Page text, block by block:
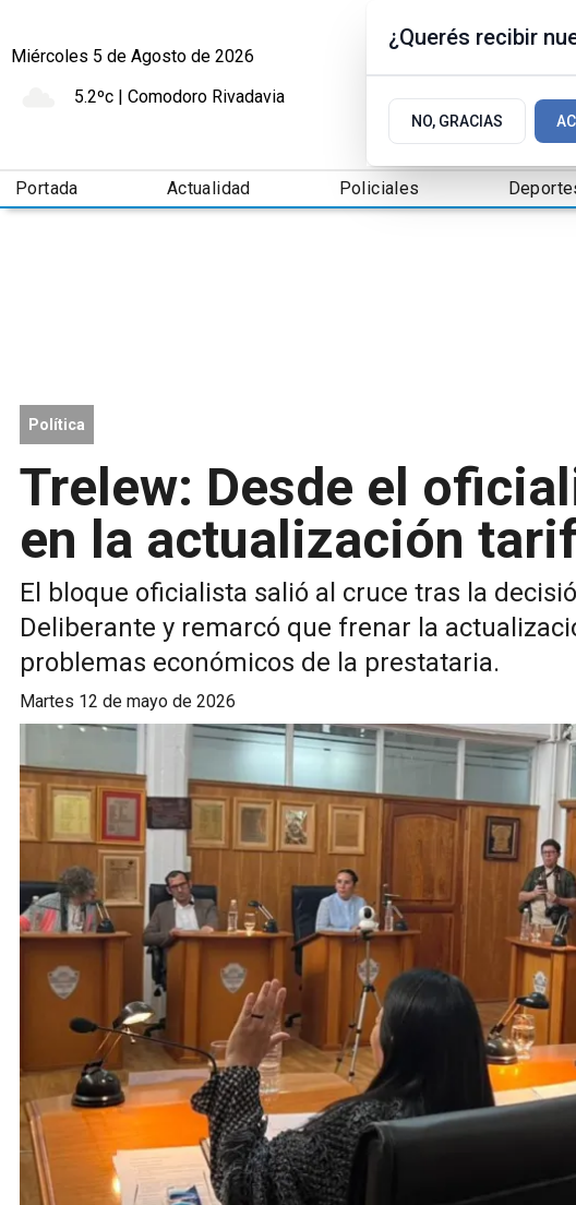
Miércoles 5 de Agosto de 2026
5.2ºc | Comodoro Rivadavia
Portada Actualidad Policiales
Política
Trelew: Desde el
en la actualización
El bloque oficialista salió al cruce tras la
Deliberante y remarcó que frenar la
problemas económicos de la prestataria.
martes 12 de mayo de 2026
¿Querés recibir
NO, GRACIAS